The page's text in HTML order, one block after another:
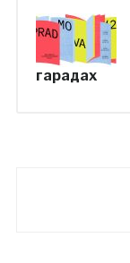
гарадах